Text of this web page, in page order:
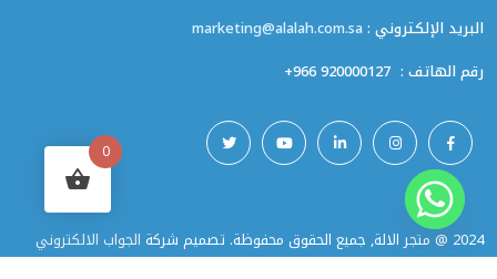
البريد الإلكتروني : marketing@alalah.com.sa
رقم الهاتف : +966 920000127
2024 @ متجر الالة, جميع الحقوق محفوظة. تصميم شركة الجواب الالكتروني
0